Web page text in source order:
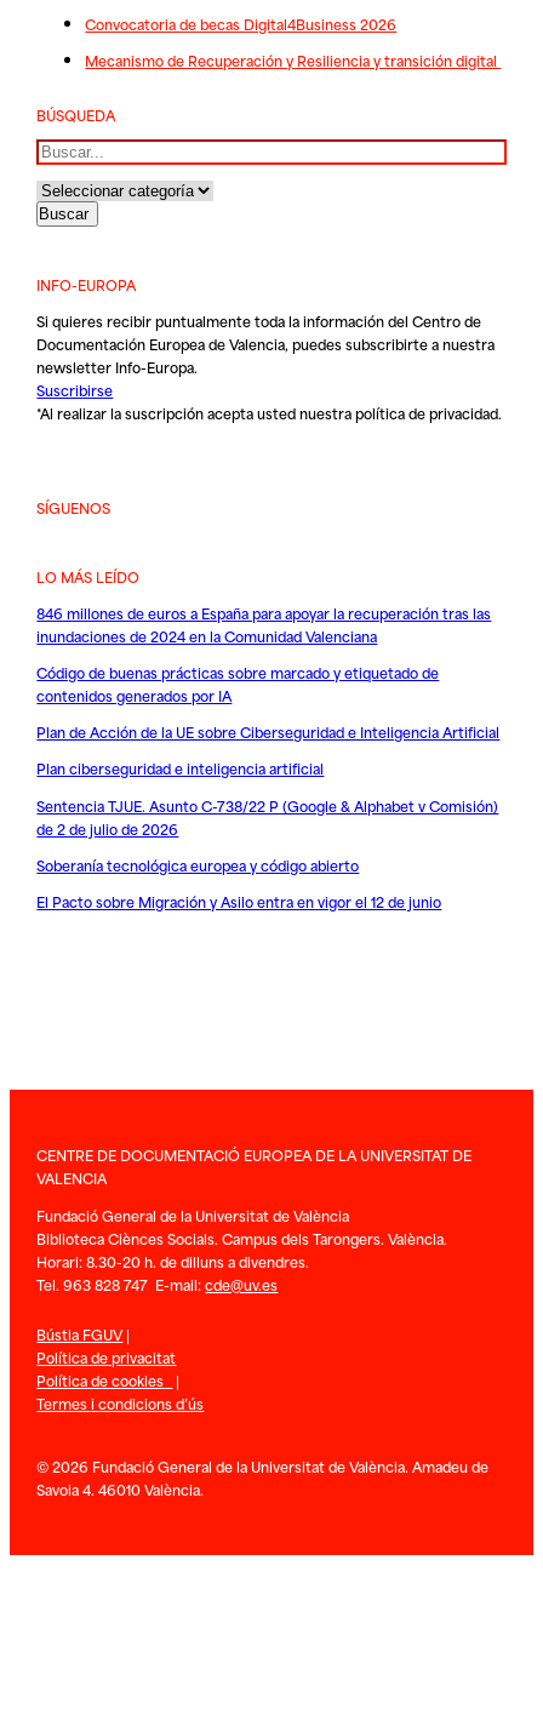
Convocatoria de becas Digital4Business 2026
Mecanismo de Recuperación y Resiliencia y transición digital
BÚSQUEDA
Buscar
INFO-EUROPA
Si quieres recibir puntualmente toda la información del Centro de
Documentación Europea de Valencia, puedes subscribirte a nuestra
newsletter Info-Europa.
Suscribirse
*Al realizar la suscripción acepta usted nuestrapolítica de privacidad.
SÍGUENOS
LO MÁS LEÍDO
846 millones de euros a España para apoyar la recuperación tras las
inundaciones de 2024 en la Comunidad Valenciana
Código de buenas prácticas sobre marcado y etiquetado de
contenidos generados por IA
Plan de Acción de la UE sobre Ciberseguridad e Inteligencia Artificial
Plan ciberseguridad e inteligencia artificial
Sentencia TJUE. Asunto C-738/22 P (Google & Alphabet v Comisión)
de 2 de julio de 2026
Soberanía tecnológica europea y código abierto
El Pacto sobre Migración y Asilo entra en vigor el 12 de junio
CENTRE DE DOCUMENTACIÓ EUROPEA DE LA UNIVERSITAT DE
VALENCIA
Fundació General de la Universitat de València
Biblioteca Ciènces Socials. Campus dels Tarongers. València.
Horari: 8.30-20 h. de dilluns a divendres.
Tel. 963 828 747 E-mail:cde@uv.es
Bústia FGUV|
Política de privacitat
Política de cookies |
Termes i condicions d’ús
© 2026 Fundació General de la Universitat de València. Amadeu de
Savoia 4. 46010 València.